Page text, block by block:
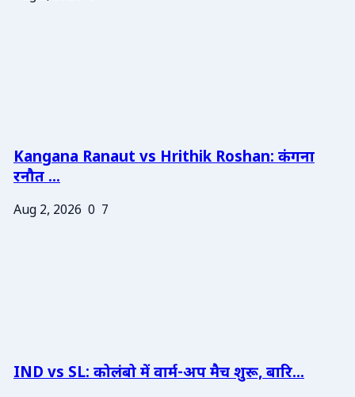
Kangana Ranaut vs Hrithik Roshan: कंगना
रनौत ...
Aug 2, 2026 0 7
IND vs SL: कोलंबो में वार्म-अप मैच शुरू, बारि...